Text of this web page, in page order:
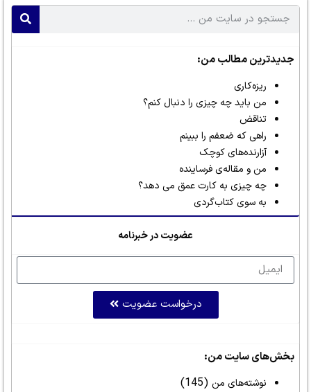
جدیدترین مطالب من:
ریزه‌کاری
من باید چه چیزی را دنبال کنم؟
تناقض
راهی که ضعفم را ببینم
آزارنده‌های کوچک
من و مقاله‌ی فرساینده
چه چیزی به کارت عمق می دهد؟
به سوی کتاب‌گردی
عضویت در خبرنامه
درخواست عضویت
بخش‌های سایت من:
نوشته‌های من (145)